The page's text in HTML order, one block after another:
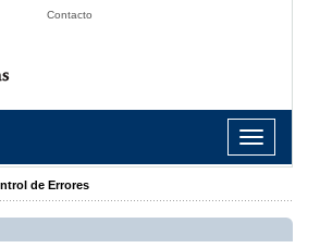
Contacto
Toggle
navigation
de Errores